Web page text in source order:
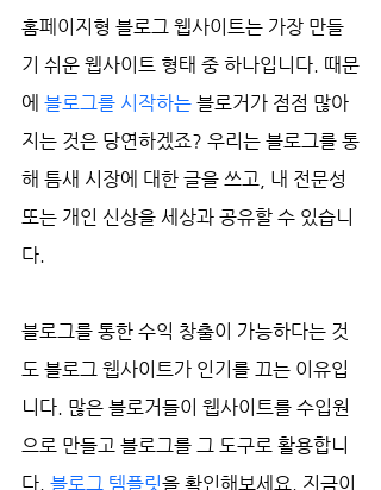
홈페이지형 블로그 웹사이트는 가장 만들
기 쉬운 웹사이트 형태 중 하나입니다. 때문
에 블로그를 시작하는 블로거가 점점 많아
지는 것은 당연하겠죠? 우리는 블로그를 통
해 틈새 시장에 대한 글을 쓰고, 내 전문성
또는 개인 신상을 세상과 공유할 수 있습니
다.
블로그를 통한 수익 창출이 가능하다는 것
도 블로그 웹사이트가 인기를 끄는 이유입
니다. 많은 블로거들이 웹사이트를 수입원
으로 만들고 블로그를 그 도구로 활용합니
다. 블로그 템플릿을 확인해보세요. 지금이